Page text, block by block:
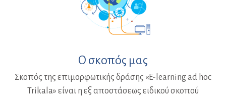
Ο σκοπός μας
Σκοπός της επιμορφωτικής δράσης «E-learning ad hoc
Trikala» είναι η εξ αποστάσεως ειδικού σκοπού